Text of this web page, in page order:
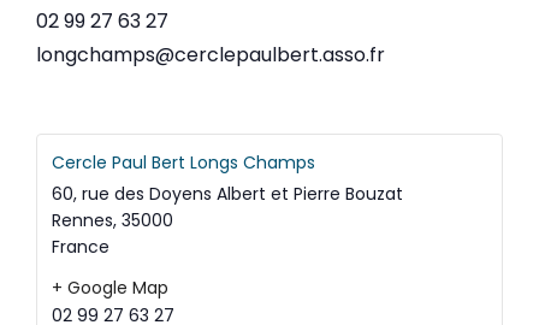
02 99 27 63 27
longchamps@cerclepaulbert.asso.fr
Cercle Paul Bert Longs Champs
60, rue des Doyens Albert et Pierre Bouzat
Rennes, 35000
France
+ Google Map
02 99 27 63 27